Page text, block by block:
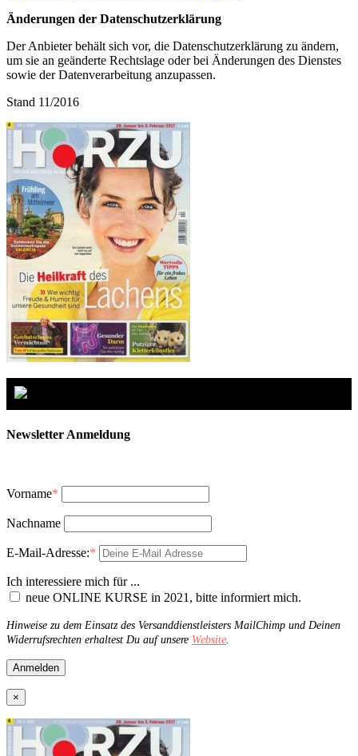
Änderungen der Datenschutzerklärung
Der Anbieter behält sich vor, die Datenschutzerklärung zu ändern,
um sie an geänderte Rechtslage oder bei Änderungen des Dienstes
sowie der Datenverarbeitung anzupassen.
Stand 11/2016
Newsletter Anmeldung
Vorname*
Nachname
E-Mail-Adresse:*
Ich interessiere mich für ...
neue ONLINE KURSE in 2021, bitte informiert mich.
Hinweise zu dem Einsatz des Versanddienstleisters MailChimp und Deinen
Widerrufsrechten erhaltest Du auf unsere Website
×